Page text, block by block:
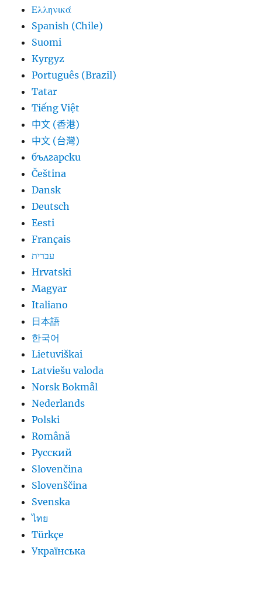
Ελληνικά
Spanish (Chile)
Suomi
Kyrgyz
Português (Brazil)
Tatar
Tiếng Việt
中文 (香港)
中文 (台灣)
български
Čeština
Dansk
Deutsch
Eesti
Français
עברית
Hrvatski
Magyar
Italiano
日本語
한국어
Lietuviškai
Latviešu valoda
Norsk Bokmål
Nederlands
Polski
Română
Русский
Slovenčina
Slovenščina
Svenska
ไทย
Türkçe
Українська